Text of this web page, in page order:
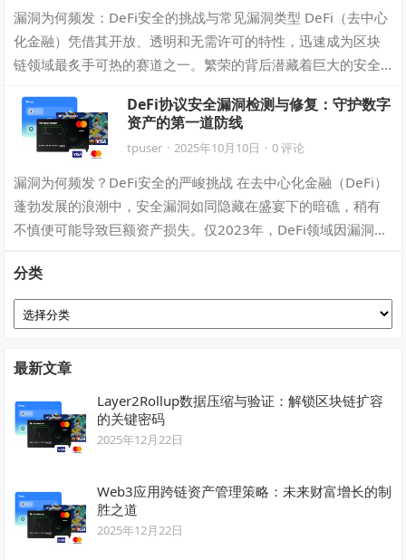
漏洞为何频发：DeFi安全的挑战与常见漏洞类型 DeFi（去中心
化金融）凭借其开放、透明和无需许可的特性，迅速成为区块
链领域最炙手可热的赛道之一。繁荣的背后潜藏着巨大的安全
DeFi协议安全漏洞检测与修复：守护数字
资产的第一道防线
tpuser · 2025年10月10日 · 0 评论
漏洞为何频发？DeFi安全的严峻挑战 在去中心化金融（DeFi）
蓬勃发展的浪潮中，安全漏洞如同隐藏在盛宴下的暗礁，稍有
不慎便可能导致巨额资产损失。仅2023年，DeFi领域因漏洞遭
分类
分
类
最新文章
Layer2Rollup数据压缩与验证：解锁区块链扩容
的关键密码
2025年12月22日
Web3应用跨链资产管理策略：未来财富增长的制
胜之道
2025年12月22日